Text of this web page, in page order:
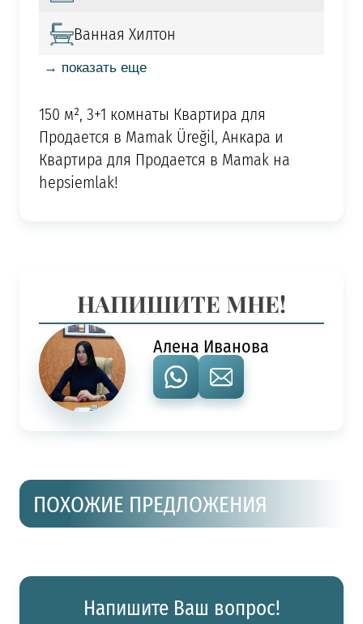
Ванная Хилтон
→ показать еще
150 м², 3+1 комнаты Квартира для
Продается в Mamak Üreğil, Анкара и
Квартира для Продается в Mamak на
hepsiemlak!
НАПИШИТЕ МНЕ!
Алена Иванова
ПОХОЖИЕ ПРЕДЛОЖЕНИЯ
Напишите Ваш вопрос!